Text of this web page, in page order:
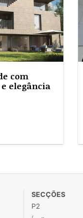
com
elegância
SECÇÕES
P2